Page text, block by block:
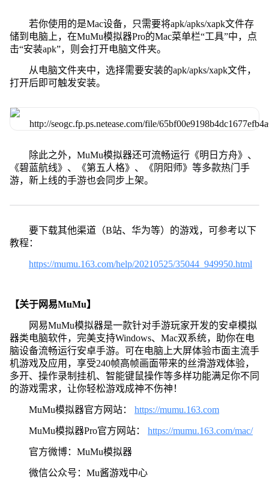
若你使用的是Mac设备，只需要将apk/apks/xapk文件存
储到电脑上，在MuMu模拟器Pro的Mac菜单栏“工具”中，点
击“安装apk”，则会打开电脑文件夹。
从电脑文件夹中，选择需要安装的apk/apks/xapk文件，
打开后即可触发安装。
除此之外，MuMu模拟器还可流畅运行《明日方舟》、
《碧蓝航线》、《第五人格》、《阴阳师》等多款热门手
游，新上线的手游也会同步上架。
要下载其他渠道（B站、华为等）的游戏，可参考以下
教程：
https://mumu.163.com/help/20210525/35044_949950.html
【关于网易MuMu】
网易MuMu模拟器是一款针对手游玩家开发的安卓模拟
器类电脑软件，完美支持Windows、Mac双系统，助你在电
脑设备流畅运行安卓手游。可在电脑上大屏体验市面主流手
机游戏及应用，享受240帧高帧画面带来的丝滑游戏体验，
多开、操作录制挂机、智能键鼠操作等多样功能满足你不同
的游戏需求，让你轻松游戏成神不伤神！
MuMu模拟器官方网站： https://mumu.163.com
MuMu模拟器Pro官方网站： https://mumu.163.com/mac/
官方微博：MuMu模拟器
微信公众号：Mu酱游戏中心